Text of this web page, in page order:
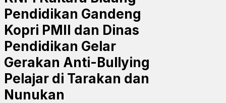
Pendidikan Gandeng
Kopri PMII dan Dinas
Pendidikan Gelar
Gerakan Anti-Bullying
Pelajar di Tarakan dan
Nunukan